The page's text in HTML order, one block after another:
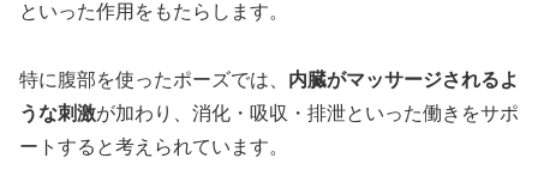
といった作用をもたらします。
特に腹部を使ったポーズでは、 内臓がマッサージされるよ
うな刺激が加わり、消化・吸収・排泄といった働きをサポ
ートすると考えられています。